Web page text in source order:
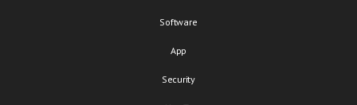
Software
App
Security